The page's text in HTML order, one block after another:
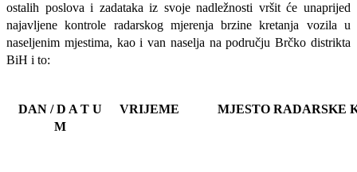
ostalih poslova i zadataka iz svoje nadležnosti vršit će unaprijed
najavljene kontrole radarskog mjerenja brzine kretanja vozila u
naseljenim mjestima, kao i van naselja na području Brčko distrikta
BiH i to:
DAN / D A T U
M
VRIJEME MJESTO RADARSKE